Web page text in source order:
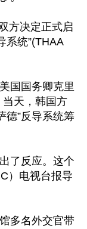
方决定正式启
系统”(THAA
国国务卿克里
天，韩国方
德”反导系统筹
了反应。这个
）电视台报导
多名外交官带